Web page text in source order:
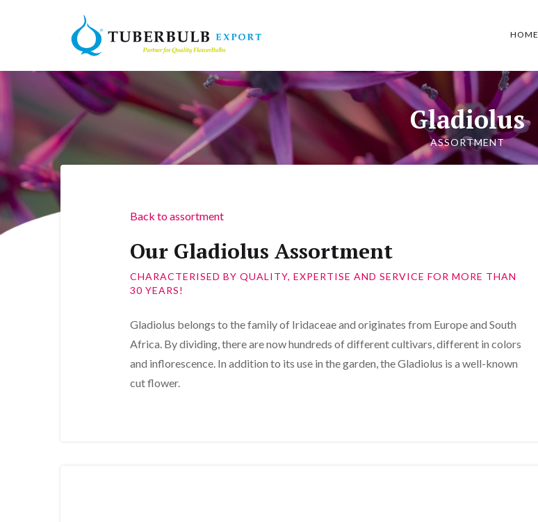
HOME
Gladiolus
ASSORTMENT
Back to assortment
Our Gladiolus Assortment
CHARACTERISED BY QUALITY, EXPERTISE AND SERVICE FOR MORE THAN
30 YEARS!
Gladiolus belongs to the family of Iridaceae and originates from Europe and South
Africa. By dividing, there are now hundreds of different cultivars, different in colors
and inflorescence. In addition to its use in the garden, the Gladiolus is a well-known
cut flower.